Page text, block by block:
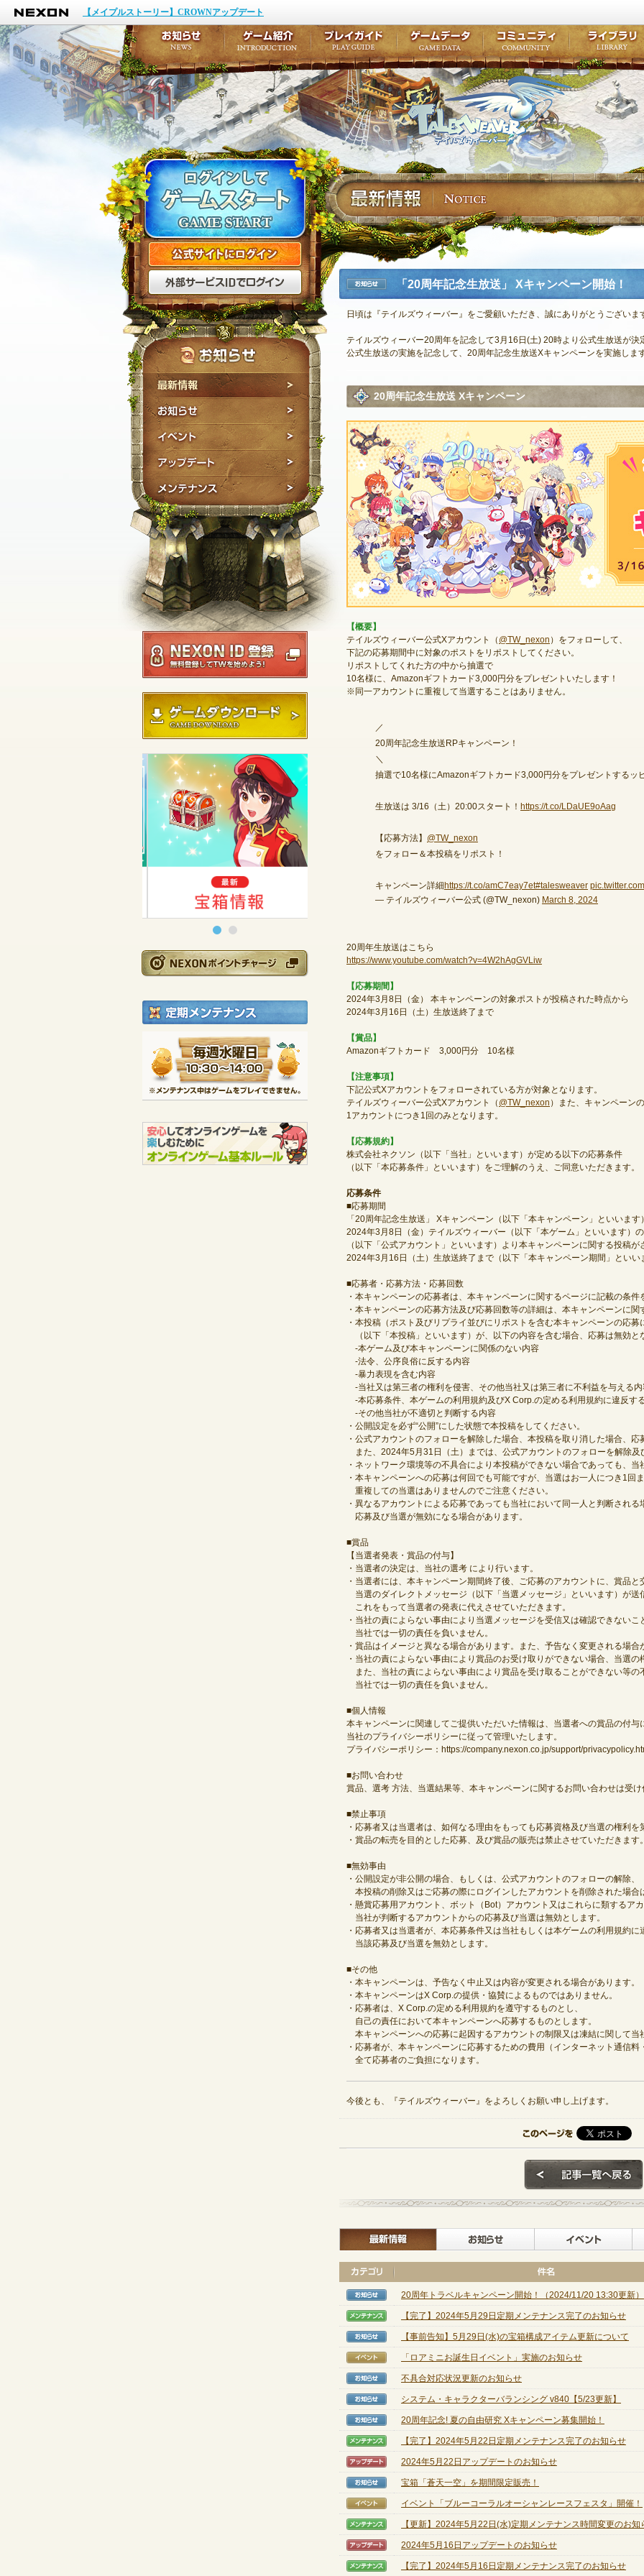
NEXON
【メイプルストーリー】CROWNアップデート
テイルズ
公式サイトにログイン
外部サービスIDでログイン
お知らせ
イベント
アップデート
メンテナンス
NEXON ID登録
ゲームダウンロード
NEXONポイントチャージ
定期メンテナンス
毎週水曜日 10:30～14:00
※メンテナンス中はゲームをプレイできません。
お知らせ
「20周年記念生放送」 Xキャンペーン開始！
日頃は『テイルズウィーバー』をご愛顧いただき、誠にありがとうございま
テイルズウィーバー20周年を記念して3月16日(土) 20時より公式生放送が決
公式生放送の実施を記念して、20周年記念生放送Xキャンペーンを実施しま
20周年記念生放送 Xキャンペーン
【概要】
テイルズウィーバー公式Xアカウント（ @TW_nexon ）をフォローして、
下記の応募期間中に対象のポストをリポストしてください。
リポストしてくれた方の中から抽選で
10名様に、Amazonギフトカード3,000円分をプレゼントいたします！
※同一アカウントに重複して当選することはありません。
／
20周年記念生放送RPキャンペーン！
＼
抽選で10名様にAmazonギフトカード3,000円分をプレゼントするッ
生放送は 3/16（土）20:00スタート！ https://t.co/LDaUE9oAag
【応募方法】 @TW_nexon
をフォロー＆本投稿をリポスト！
キャンペーン詳細 https://t.co/amC7eay7et#talesweaver
— テイルズウィーバー公式 (@TW_nexon) March 8, 2024
20周年生放送はこちら
https://www.youtube.com/watch?v=4W2hAgGVLiw
【応募期間】
2024年3月8日（金） 本キャンペーンの対象ポストが投稿された時点から
2024年3月16日（土）生放送終了まで
【賞品】
Amazonギフトカード 3,000円分 10名様
【注意事項】
下記公式Xアカウントをフォローされている方が対象となります。
テイルズウィーバー公式Xアカウント（ @TW_nexon ）また、キャンペーン
1アカウントにつき1回のみとなります。
【応募規約】
株式会社ネクソン（以下「当社」といいます）が定める以下の応募条件
（以下「本応募条件」といいます）をご理解のうえ、ご同意いただきます。
応募条件
■応募期間
「20周年記念生放送」 Xキャンペーン（以下「本キャンペーン」といいます
2024年3月8日（金）テイルズウィーバー（以下「本ゲーム」といいます）
（以下「公式アカウント」といいます）より本キャンペーンに関する投稿が
2024年3月16日（土）生放送終了まで（以下「本キャンペーン期間」といい
■応募者・応募方法・応募回数
・本キャンペーンの応募者は、本キャンペーンに関するページに記載の条件
・本キャンペーンの応募方法及び応募回数等の詳細は、本キャンペーンに関
・本投稿（ポスト及びリプライ並びにリポストを含む本キャンペーンの応募
（以下「本投稿」といいます）が、以下の内容を含む場合、応募は無効と
‐本ゲーム及び本キャンペーンに関係のない内容
‐法令、公序良俗に反する内容
‐暴力表現を含む内容
‐当社又は第三者の権利を侵害、その他当社又は第三者に不利益を与える
‐本応募条件、本ゲームの利用規約及びX Corp.の定める利用規約に違反す
‐その他当社が不適切と判断する内容
・公開設定を必ず“公開”にした状態で本投稿をしてください。
・公式アカウントのフォローを解除した場合、本投稿を取り消した場合、応
また、2024年5月31日（土）までは、公式アカウントのフォローを解除及
・ネットワーク環境等の不具合により本投稿ができない場合であっても、当
・本キャンペーンへの応募は何回でも可能ですが、当選はお一人につき1回ま
重複しての当選はありませんのでご注意ください。
・異なるアカウントによる応募であっても当社において同一人と判断される
応募及び当選が無効になる場合があります。
■賞品
【当選者発表・賞品の付与】
・当選者の決定は、当社の選考 により行います。
・当選者には、本キャンペーン期間終了後、ご応募のアカウントに、賞品
当選のダイレクトメッセージ（以下「当選メッセージ」といいます）が送
これをもって当選者の発表に代えさせていただきます。
・当社の責によらない事由により当選メッセージを受信又は確認できないこ
当社では一切の責任を負いません。
・賞品はイメージと異なる場合があります。また、予告なく変更される場合
・当社の責によらない事由により賞品のお受け取りができない場合、当選の
また、当社の責によらない事由により賞品を受け取ることができない等の
当社では一切の責任を負いません。
■個人情報
本キャンペーンに関連してご提供いただいた情報は、当選者への賞品の付与
当社のプライバシーポリシーに従って管理いたします。
プライバシーポリシー：https://company.nexon.co.jp/support/
■お問い合わせ
賞品、選考 方法、当選結果等、本キャンペーンに関するお問い合わせは受け
■禁止事項
・応募者又は当選者は、如何なる理由をもっても応募資格及び当選の権利を
・賞品の転売を目的とした応募、及び賞品の販売は禁止させていただきます。
■無効事由
・公開設定が非公開の場合、もしくは、公式アカウントのフォローの解除、
本投稿の削除又はご応募の際にログインしたアカウントを削除された場合
・懸賞応募用アカウント、ボット（Bot）アカウント又はこれらに類するア
当社が判断するアカウントからの応募及び当選は無効とします。
・応募者又は当選者が、本応募条件又は当社もしくは本ゲームの利用規約に
当該応募及び当選を無効とします。
■その他
・本キャンペーンは、予告なく中止又は内容が変更される場合があります。
・本キャンペーンはX Corp.の提供・協賛によるものではありません。
・応募者は、X Corp.の定める利用規約を遵守するものとし、
自己の責任において本キャンペーンへ応募するものとします。
本キャンペーンへの応募に起因するアカウントの制限又は凍結に関して当
・応募者が、本キャンペーンに応募するための費用（インターネット通信料
全て応募者のご負担になります。
今後とも、『テイルズウィーバー』をよろしくお願い申し上げます。
最新情報 お知らせ
【お知らせ】
20周年トラベルキャンペーン開始！（2024/11/20 13:30更新）
【メンテナンス】
【完了】2024年5月29日定期メンテナンス完了のお知らせ
【お知らせ】
【事前告知】5月29日(水)の宝箱構成アイテム更新について
【イベント】
「ロアミニお誕生日イベント」実施のお知らせ
【お知らせ】
不具合対応状況更新のお知らせ
【お知らせ】
システム・キャラクターバランシング v840【5/23更新】
【お知らせ】
20周年記念! 夏の自由研究 Xキャンペーン募集開始！
【メンテナンス】
【完了】2024年5月22日定期メンテナンス完了のお知らせ
【アップデート】
2024年5月22日アップデートのお知らせ
【お知らせ】
宝箱「蒼天一空」を期間限定販売！
【イベント】
イベント「ブルーコーラルオーシャンレースフェスタ」開催！
【メンテナンス】
【更新】2024年5月22日(水)定期メンテナンス時間変更のお知
【アップデート】
2024年5月16日アップデートのお知らせ
【メンテナンス】
【完了】2024年5月16日定期メンテナンス完了のお知らせ
お知らせ
イベント
アップデート
メンテナンス
ゲーム紹介
ここだけは知っておこうプレイガイド
ワープポイント
ゲームデータ
ルーンスキル
コミュニティ
コミュニテ